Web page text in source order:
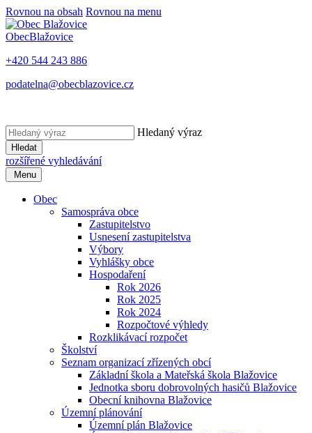
Rovnou na obsah Rovnou na menu
ObecBlažovice
+420 544 243 886
podatelna@obecblazovice.cz
Hledaný výraz
Hledat
rozšířené vyhledávání
Menu
Obec
Samospráva obce
Zastupitelstvo
Usnesení zastupitelstva
Výbory
Vyhlášky obce
Hospodaření
Rok 2026
Rok 2025
Rok 2024
Rozpočtové výhledy
Rozklikávací rozpočet
Školství
Seznam organizací zřízených obcí
Základní škola a Mateřská škola Blažovice
Jednotka sboru dobrovolných hasičů Blažovice
Obecní knihovna Blažovice
Územní plánování
Územní plán Blažovice